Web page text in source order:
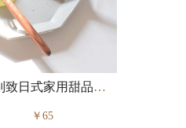
可爱别致日式家用甜品叉水果签
￥65